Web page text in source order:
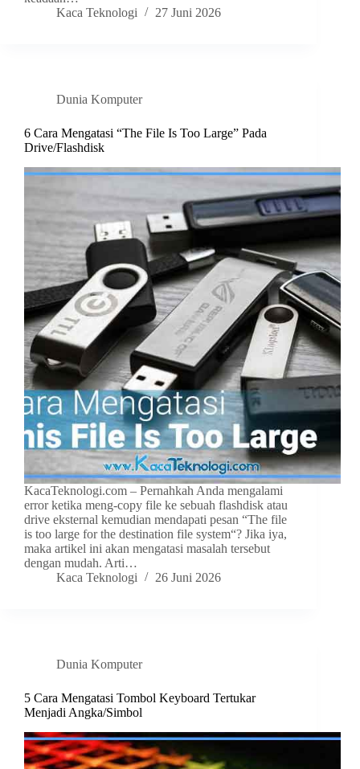
Kaca Teknologi
27 Juni 2026
Dunia Komputer
6 Cara Mengatasi “The File Is Too Large” Pada
Drive/Flashdisk
KacaTeknologi.com – Pernahkah Anda mengalami
error ketika meng-copy file ke sebuah flashdisk atau
drive eksternal kemudian mendapati pesan “The file
is too large for the destination file system“? Jika iya,
maka artikel ini akan mengatasi masalah tersebut
dengan mudah. Arti…
Kaca Teknologi
26 Juni 2026
Dunia Komputer
5 Cara Mengatasi Tombol Keyboard Tertukar
Menjadi Angka/Simbol